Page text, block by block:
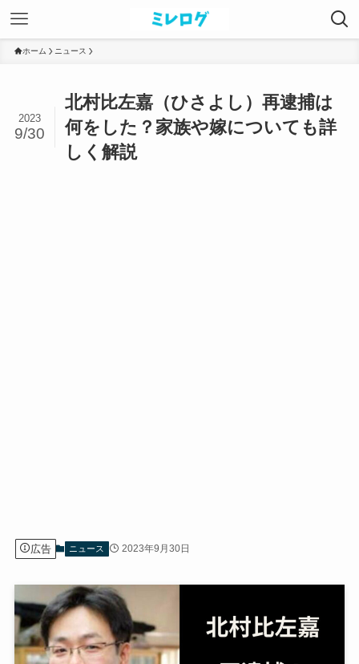
ホーム ニュース
北村比左嘉（ひさよし）再逮捕は
何をした？家族や嫁についても詳
しく解説
2023
9/30
広告 ニュース 2023年9月30日